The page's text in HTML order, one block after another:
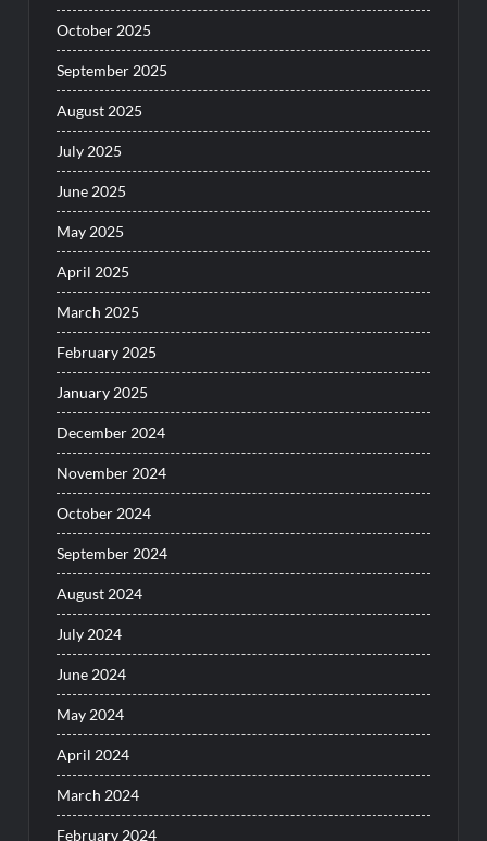
October 2025
September 2025
August 2025
July 2025
June 2025
May 2025
April 2025
March 2025
February 2025
January 2025
December 2024
November 2024
October 2024
September 2024
August 2024
July 2024
June 2024
May 2024
April 2024
March 2024
February 2024